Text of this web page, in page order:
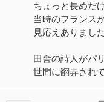
ちょっと長めだ
当時のフランス
見応えありました
田舎の詩人がパ
世間に翻弄され